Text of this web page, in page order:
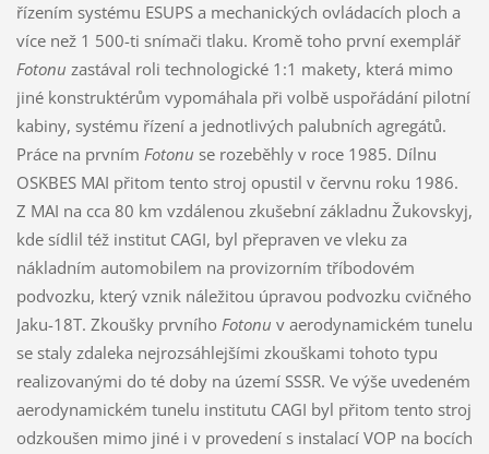
řízením systému ESUPS a mechanických ovládacích ploch a
více než 1 500-ti snímači tlaku. Kromě toho první exemplář
Fotonu zastával roli technologické 1:1 makety, která mimo
jiné konstruktérům vypomáhala při volbě uspořádání pilotní
kabiny, systému řízení a jednotlivých palubních agregátů.
Práce na prvním Fotonu se rozeběhly v roce 1985. Dílnu
OSKBES MAI přitom tento stroj opustil v červnu roku 1986.
Z MAI na cca 80 km vzdálenou zkušební základnu Žukovskyj,
kde sídlil též institut CAGI, byl přepraven ve vleku za
nákladním automobilem na provizorním tříbodovém
podvozku, který vznik náležitou úpravou podvozku cvičného
Jaku-18T. Zkoušky prvního Fotonu v aerodynamickém tunelu
se staly zdaleka nejrozsáhlejšími zkouškami tohoto typu
realizovanými do té doby na území SSSR. Ve výše uvedeném
aerodynamickém tunelu institutu CAGI byl přitom tento stroj
odzkoušen mimo jiné i v provedení s instalací VOP na bocích